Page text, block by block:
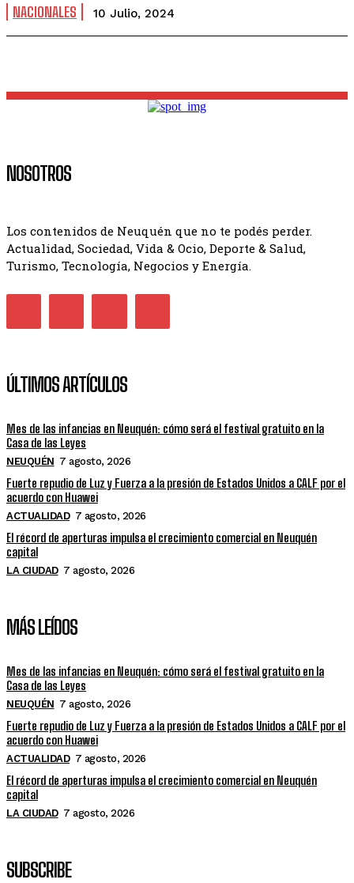
NACIONALES 10 Julio, 2024
NOSOTROS
Los contenidos de Neuquén que no te podés perder.
Actualidad, Sociedad, Vida & Ocio, Deporte & Salud,
Turismo, Tecnología, Negocios y Energía.
ÚLTIMOS ARTÍCULOS
Mes de las infancias en Neuquén: cómo será el festival gratuito en la
Casa de las Leyes
NEUQUÉN 7 agosto, 2026
Fuerte repudio de Luz y Fuerza a la presión de Estados Unidos a CALF por el
acuerdo con Huawei
ACTUALIDAD 7 agosto, 2026
El récord de aperturas impulsa el crecimiento comercial en Neuquén
capital
LA CIUDAD 7 agosto, 2026
MÁS LEÍDOS
Mes de las infancias en Neuquén: cómo será el festival gratuito en la
Casa de las Leyes
NEUQUÉN 7 agosto, 2026
Fuerte repudio de Luz y Fuerza a la presión de Estados Unidos a CALF por el
acuerdo con Huawei
ACTUALIDAD 7 agosto, 2026
El récord de aperturas impulsa el crecimiento comercial en Neuquén
capital
LA CIUDAD 7 agosto, 2026
SUBSCRIBE